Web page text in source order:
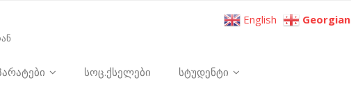
სოც.ქსელები სტუდენტი
English Georgian